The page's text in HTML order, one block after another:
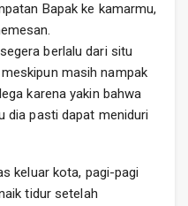
Bapak ke kamarmu,
berlalu dari situ
masih nampak
karena yakin bahwa
dia pasti dapat meniduri
keluar kota, pagi-pagi
tidur setelah